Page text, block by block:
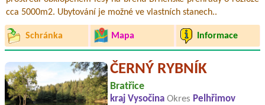
cca 5000m2. Ubytování je možné ve vlastních stanech..
Schránka Mapa Informace
ČERNÝ RYBNÍK
Bratřice
kraj Vysočina Okres Pelhřimov